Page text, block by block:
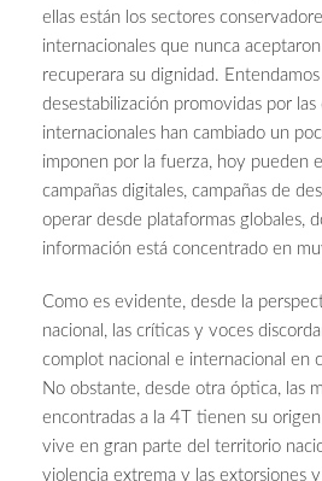
ellas están los sectores
internacionales que nunca
recuperara su dignidad.
desestabilización promovidas por las
internacionales han cambiado un
imponen por la fuerza, hoy pueden
campañas digitales, campañas de
operar desde plataformas globales,
información está concentrado en
Como es evidente, desde la
nacional, las críticas y voces
complot nacional e internacional en
No obstante, desde otra óptica, las
encontradas a la 4T tienen su
vive en gran parte del territorio
violencia extrema y las extorsiones